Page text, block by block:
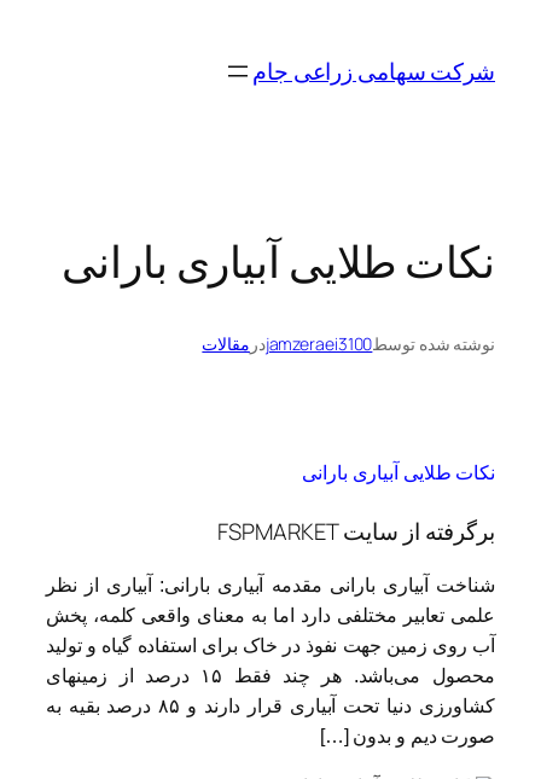
محتواشرکت سهامی زراعی جام
نکات طلایی آبیاری بارانی
نوشته شده توسطjamzeraei3100در مقالات
نکات طلایی آبیاری بارانی
برگرفته از سایت FSPMARKET
شناخت آبیاری بارانی مقدمه آبیاری بارانی: آبیاری از نظر
علمی تعابیر مختلفی دارد اما به معنای واقعی کلمه، پخش
آب روی زمین جهت نفوذ در خاک برای استفاده گیاه و تولید
محصول می‌باشد. هر چند فقط ۱۵ درصد از زمینهای
کشاورزی دنیا تحت آبیاری قرار دارند و ۸۵ درصد بقیه به
صورت دیم و بدون […]